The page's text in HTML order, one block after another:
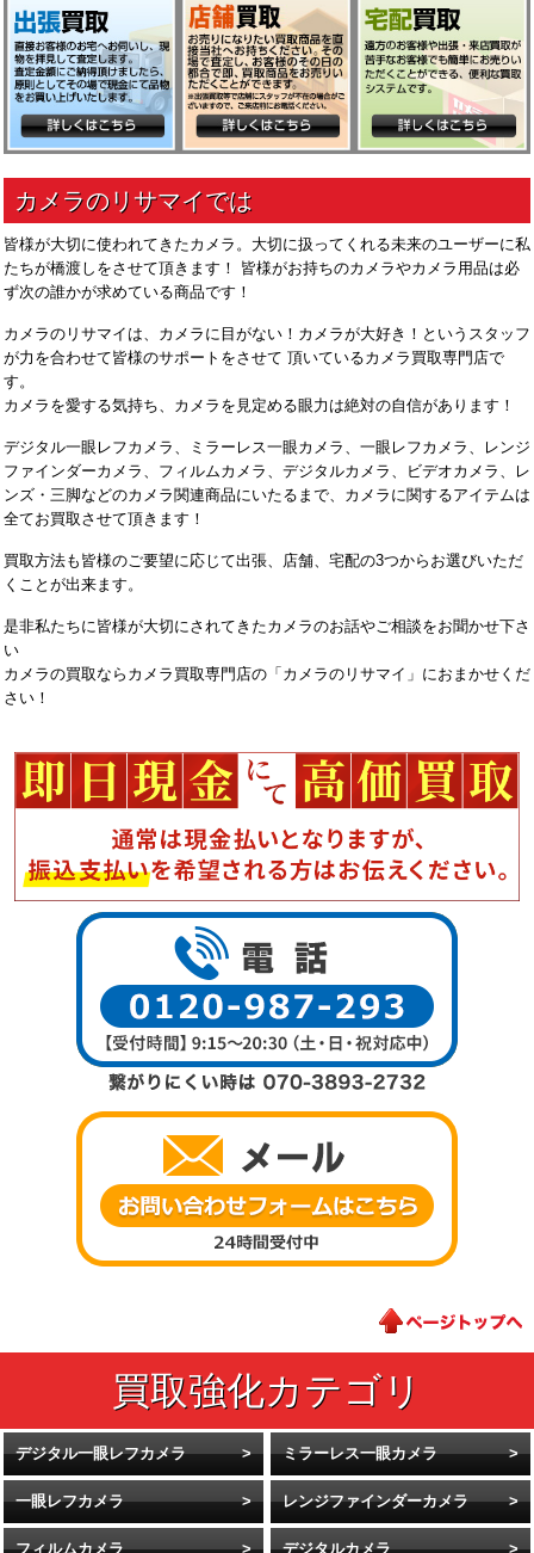
皆様が大切に使われてきたカメラ。大切に扱ってくれる未来のユーザーに私
たちが橋渡しをさせて頂きます！ 皆様がお持ちのカメラやカメラ用品は必
ず次の誰かが求めている商品です！
カメラのリサマイは、カメラに目がない！カメラが大好き！というスタッフ
が力を合わせて皆様のサポートをさせて 頂いているカメラ買取専門店で
す。
カメラを愛する気持ち、カメラを見定める眼力は絶対の自信があります！
デジタル一眼レフカメラ、ミラーレス一眼カメラ、一眼レフカメラ、レンジ
ファインダーカメラ、フィルムカメラ、デジタルカメラ、ビデオカメラ、レ
ンズ・三脚などのカメラ関連商品にいたるまで、カメラに関するアイテムは
全てお買取させて頂きます！
買取方法も皆様のご要望に応じて出張、店舗、宅配の3つからお選びいただ
くことが出来ます。
是非私たちに皆様が大切にされてきたカメラのお話やご相談をお聞かせ下さ
い
カメラの買取ならカメラ買取専門店の「カメラのリサマイ」におまかせくだ
さい！
デジタル一眼レフカメラ ミラーレス一眼カメラ
一眼レフカメラ レンジファインダーカメラ
フィルムカメラ デジタルカメラ